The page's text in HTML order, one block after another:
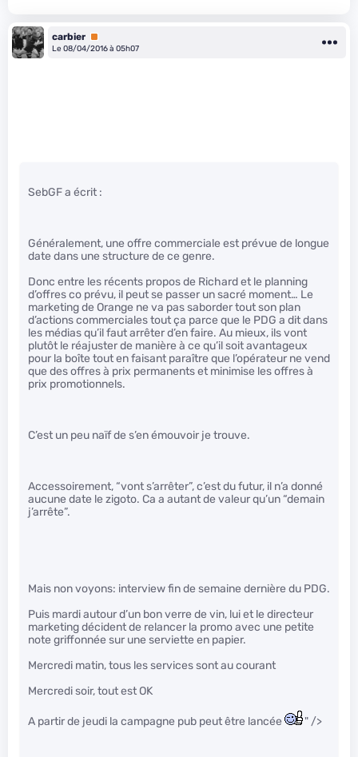
carbier Premium
Le 08/04/2016 à 05h07
SebGF a écrit :
Généralement, une offre commerciale est prévue de longue
date dans une structure de ce genre.
Donc entre les récents propos de Richard et le planning
d’offres co prévu, il peut se passer un sacré moment… Le
marketing de Orange ne va pas saborder tout son plan
d’actions commerciales tout ça parce que le PDG a dit dans
les médias qu’il faut arrêter d’en faire. Au mieux, ils vont
plutôt le réajuster de manière à ce qu’il soit avantageux
pour la boîte tout en faisant paraître que l’opérateur ne vend
que des offres à prix permanents et minimise les offres à
prix promotionnels.
C’est un peu naïf de s’en émouvoir je trouve.
Accessoirement, “vont s’arrêter”, c’est du futur, il n’a donné
aucune date le zigoto. Ca a autant de valeur qu’un “demain
j’arrête”.
Mais non voyons: interview fin de semaine dernière du PDG.
Puis mardi autour d’un bon verre de vin, lui et le directeur
marketing décident de relancer la promo avec une petite
note griffonnée sur une serviette en papier.
Mercredi matin, tous les services sont au courant
Mercredi soir, tout est OK
A partir de jeudi la campagne pub peut être lancée " />